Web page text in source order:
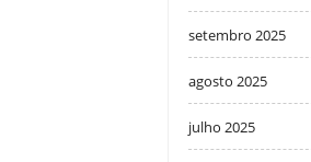
setembro 2025
agosto 2025
julho 2025